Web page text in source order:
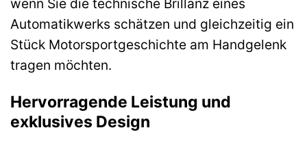
Automatikwerks schätzen und gleichzeitig ein
Stück Motorsportgeschichte am Handgelenk
tragen möchten.
Hervorragende Leistung und
exklusives Design